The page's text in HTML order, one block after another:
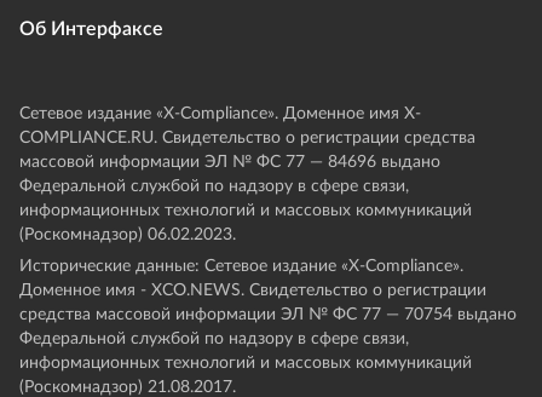
Об Интерфаксе
Сетевое издание «Х-Compliance». Доменное имя X-
COMPLIANCE.RU. Свидетельство о регистрации средства
массовой информации ЭЛ № ФС 77 — 84696 выдано
Федеральной службой по надзору в сфере связи,
информационных технологий и массовых коммуникаций
(Роскомнадзор) 06.02.2023.
Исторические данные: Сетевое издание «Х-Compliance».
Доменное имя - XCO.NEWS. Свидетельство о регистрации
средства массовой информации ЭЛ № ФС 77 — 70754 выдано
Федеральной службой по надзору в сфере связи,
информационных технологий и массовых коммуникаций
(Роскомнадзор) 21.08.2017.